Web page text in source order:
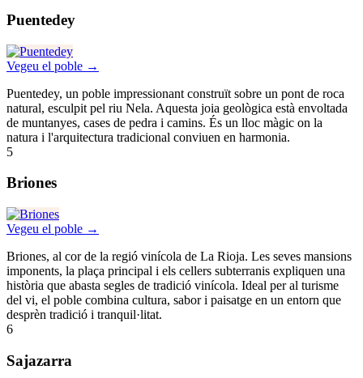
Puentedey
Vegeu el poble →
Puentedey, un poble impressionant construït sobre un pont de roca
natural, esculpit pel riu Nela. Aquesta joia geològica està envoltada
de muntanyes, cases de pedra i camins. És un lloc màgic on la
natura i l'arquitectura tradicional conviuen en harmonia.
5
Briones
Vegeu el poble →
Briones, al cor de la regió vinícola de La Rioja. Les seves mansions
imponents, la plaça principal i els cellers subterranis expliquen una
història que abasta segles de tradició vinícola. Ideal per al turisme
del vi, el poble combina cultura, sabor i paisatge en un entorn que
desprèn tradició i tranquil·litat.
6
Sajazarra